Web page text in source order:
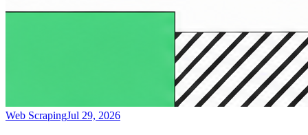
Web ScrapingJul 29, 2026